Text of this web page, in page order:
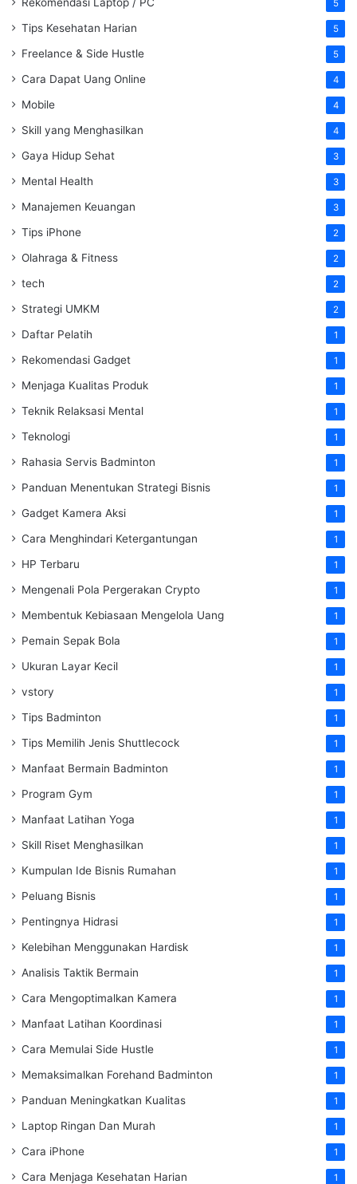
5
Tips Kesehatan Harian 5
Freelance & Side Hustle 5
Cara Dapat Uang Online 4
Mobile 4
Skill yang Menghasilkan 4
Gaya Hidup Sehat 3
Mental Health 3
Manajemen Keuangan 3
Tips iPhone 2
Olahraga & Fitness 2
tech 2
Strategi UMKM 2
Daftar Pelatih 1
Rekomendasi Gadget 1
Menjaga Kualitas Produk 1
Teknik Relaksasi Mental 1
Teknologi 1
Rahasia Servis Badminton 1
Panduan Menentukan Strategi Bisnis 1
Gadget Kamera Aksi 1
Cara Menghindari Ketergantungan 1
HP Terbaru 1
Mengenali Pola Pergerakan Crypto 1
Membentuk Kebiasaan Mengelola Uang 1
Pemain Sepak Bola 1
Ukuran Layar Kecil 1
vstory 1
Tips Badminton 1
Tips Memilih Jenis Shuttlecock 1
Manfaat Bermain Badminton 1
Program Gym 1
Manfaat Latihan Yoga 1
Skill Riset Menghasilkan 1
Kumpulan Ide Bisnis Rumahan 1
Peluang Bisnis 1
Pentingnya Hidrasi 1
Kelebihan Menggunakan Hardisk 1
Analisis Taktik Bermain 1
Cara Mengoptimalkan Kamera 1
Manfaat Latihan Koordinasi 1
Cara Memulai Side Hustle 1
Memaksimalkan Forehand Badminton 1
Panduan Meningkatkan Kualitas 1
Laptop Ringan Dan Murah 1
Cara iPhone 1
Cara Menjaga Kesehatan Harian 1